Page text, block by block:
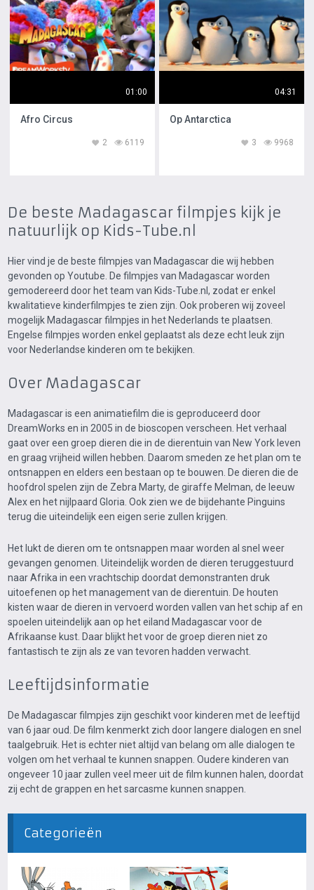
01:00
Afro Circus
6119
2
04:31
Op Antarctica
9968
3
De beste Madagascar filmpjes kijk je
natuurlijk op Kids-Tube.nl
Hier vind je de beste filmpjes van Madagascar die wij hebben
gevonden op Youtube. De filmpjes van Madagascar worden
gemodereerd door het team van Kids-Tube.nl, zodat er enkel
kwalitatieve kinderfilmpjes te zien zijn. Ook proberen wij zoveel
mogelijk Madagascar filmpjes in het Nederlands te plaatsen.
Engelse filmpjes worden enkel geplaatst als deze echt leuk zijn
voor Nederlandse kinderen om te bekijken.
Over Madagascar
Madagascar is een animatiefilm die is geproduceerd door
DreamWorks en in 2005 in de bioscopen verscheen. Het verhaal
gaat over een groep dieren die in de dierentuin van New York leven
en graag vrijheid willen hebben. Daarom smeden ze het plan om te
ontsnappen en elders een bestaan op te bouwen. De dieren die de
hoofdrol spelen zijn de Zebra Marty, de giraffe Melman, de leeuw
Alex en het nijlpaard Gloria. Ook zien we de bijdehante Pinguins
terug die uiteindelijk een eigen serie zullen krijgen.
Het lukt de dieren om te ontsnappen maar worden al snel weer
gevangen genomen. Uiteindelijk worden de dieren teruggestuurd
naar Afrika in een vrachtschip doordat demonstranten druk
uitoefenen op het management van de dierentuin. De houten
kisten waar de dieren in vervoerd worden vallen van het schip af en
spoelen uiteindelijk aan op het eiland Madagascar voor de
Afrikaanse kust. Daar blijkt het voor de groep dieren niet zo
fantastisch te zijn als ze van tevoren hadden verwacht.
Leeftijdsinformatie
De Madagascar filmpjes zijn geschikt voor kinderen met de leeftijd
van 6 jaar oud. De film kenmerkt zich door langere dialogen en snel
taalgebruik. Het is echter niet altijd van belang om alle dialogen te
volgen om het verhaal te kunnen snappen. Oudere kinderen van
ongeveer 10 jaar zullen veel meer uit de film kunnen halen, doordat
zij echt de grappen en het sarcasme kunnen snappen.
Categorieën